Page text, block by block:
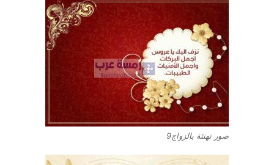
صور تهنئة بالزواج9